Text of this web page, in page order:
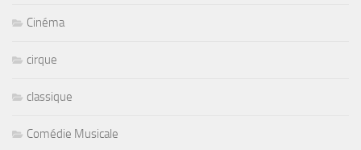
Cinéma
cirque
classique
Comédie Musicale